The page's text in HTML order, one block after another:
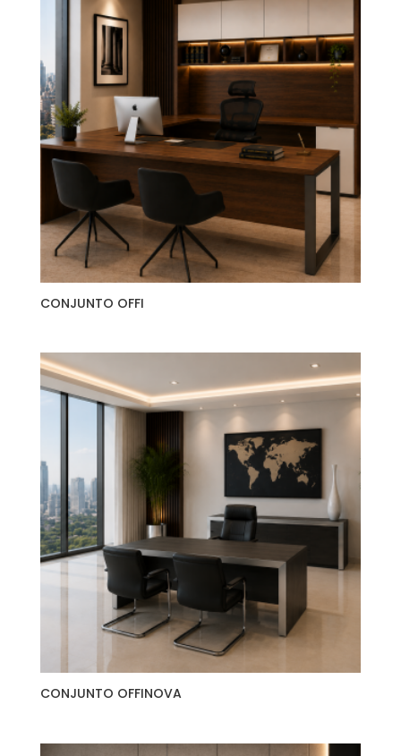
CONJUNTO OFFI
CONJUNTO OFFINOVA